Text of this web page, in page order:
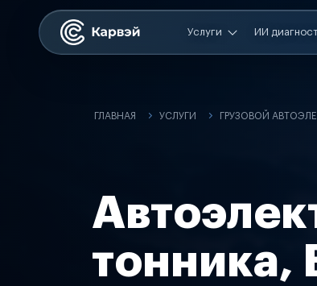
Услуги ИИ
ГЛАВНАЯ УСЛУГИ ГРУЗОВОЙ
тонника,